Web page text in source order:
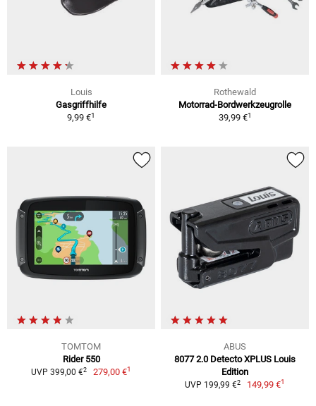
Louis
Gasgriffhilfe
9,99 €1
Rothewald
Motorrad-Bordwerkzeugrolle
39,99 €1
TOMTOM
Rider 550
UVP 399,00 €2 279,00 €1
ABUS
8077 2.0 Detecto XPLUS Louis
Edition
UVP 199,99 €2 149,99 €1